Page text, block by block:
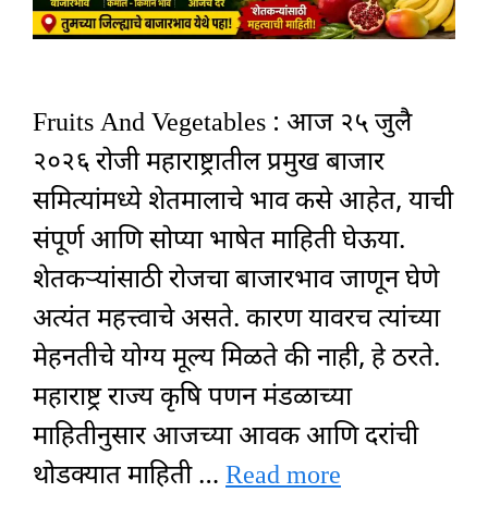
Fruits And Vegetables : आज २५ जुलै
२०२६ रोजी महाराष्ट्रातील प्रमुख बाजार
समित्यांमध्ये शेतमालाचे भाव कसे आहेत, याची
संपूर्ण आणि सोप्या भाषेत माहिती घेऊया.
शेतकऱ्यांसाठी रोजचा बाजारभाव जाणून घेणे
अत्यंत महत्त्वाचे असते. कारण यावरच त्यांच्या
मेहनतीचे योग्य मूल्य मिळते की नाही, हे ठरते.
महाराष्ट्र राज्य कृषि पणन मंडळाच्या
माहितीनुसार आजच्या आवक आणि दरांची
थोडक्यात माहिती … Read more